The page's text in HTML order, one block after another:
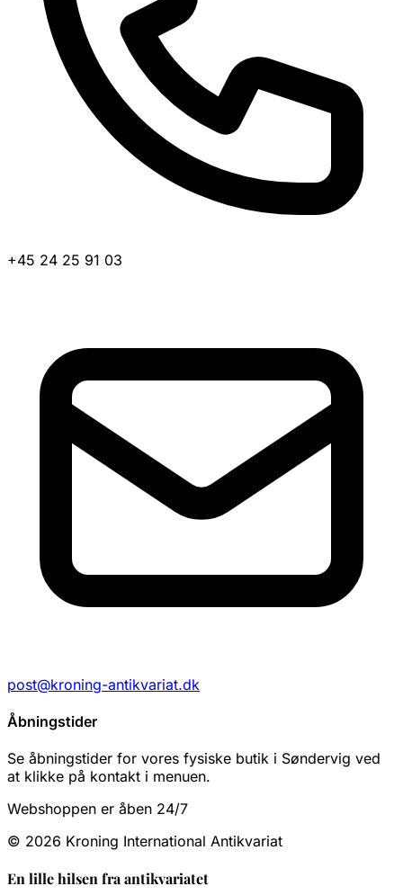
+45 24 25 91 03
post@kroning-antikvariat.dk
Åbningstider
Se åbningstider for vores fysiske butik i Søndervig ved
at klikke på kontakt i menuen.
Webshoppen er åben 24/7
© 2026 Kroning International Antikvariat
En lille hilsen fra antikvariatet